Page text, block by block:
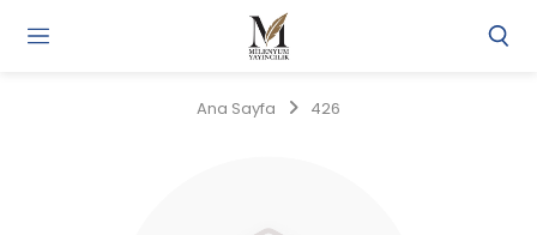
Ana Sayfa 426